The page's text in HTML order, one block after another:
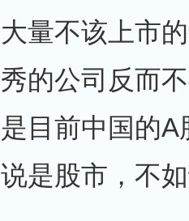
量不该上市
的公司反而
目前中国的A
是股市，不